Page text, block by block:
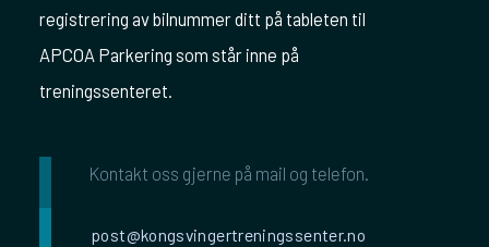
registrering av bilnummer ditt på tableten til
APCOA Parkering som står inne på
treningssenteret.
Kontakt oss gjerne på mail og telefon.
post@kongsvingertreningssenter.no